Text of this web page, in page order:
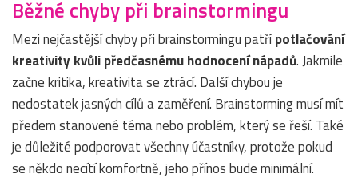
Běžné chyby při brainstormingu
Mezi nejčastější chyby při brainstormingu patřípotlačování
kreativity kvůli předčasnému hodnocení nápadů. Jakmile
začne kritika, kreativita se ztrácí. Další chybou je
nedostatek jasných cílů a zaměření. Brainstorming musí mít
předem stanovené téma nebo problém, který se řeší. Také
je důležité podporovat všechny účastníky, protože pokud
se někdo necítí komfortně, jeho přínos bude minimální.